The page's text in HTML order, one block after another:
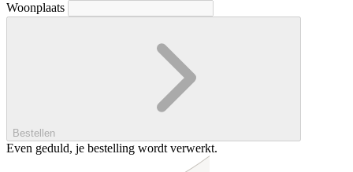
Woonplaats
Bestellen
Even geduld, je bestelling wordt verwerkt.